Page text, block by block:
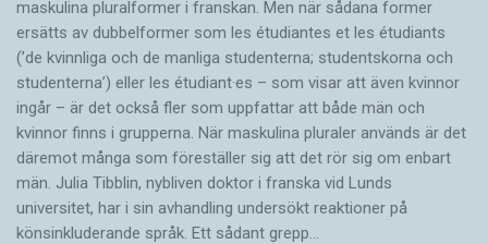
maskulina pluralformer i franskan. Men när sådana ­former
ersätts av dubbel­former som les étudiantes et les étudiants
(’de kvinnliga och de manliga studenterna; studentskorna och
studenterna’) eller les étudiant·es – som visar att även kvinnor
ingår – är det också fler som uppfattar att både män och
kvinnor finns i grupperna. När maskulina pluraler används är det
där­emot många som föreställer sig att det rör sig om enbart
män. Julia Tibblin, nybliven doktor i franska vid Lunds
universitet, har i sin avhandling undersökt reaktioner på
könsinkluderande språk. Ett sådant grepp…